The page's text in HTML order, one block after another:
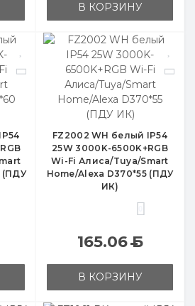
В КОРЗИНУ
(ПДУ
FZ2002 WH белый IP54
25W 3000K-6500K+RGB
Wi-Fi Алиса/Tuya/Smart
Home/Alexa D370*55 (ПДУ
ИК)
165.06Б
В КОРЗИНУ